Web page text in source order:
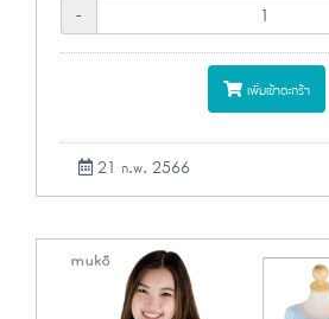
-
เพิ่มเข้าตะกร้า
21 ก.พ. 2566